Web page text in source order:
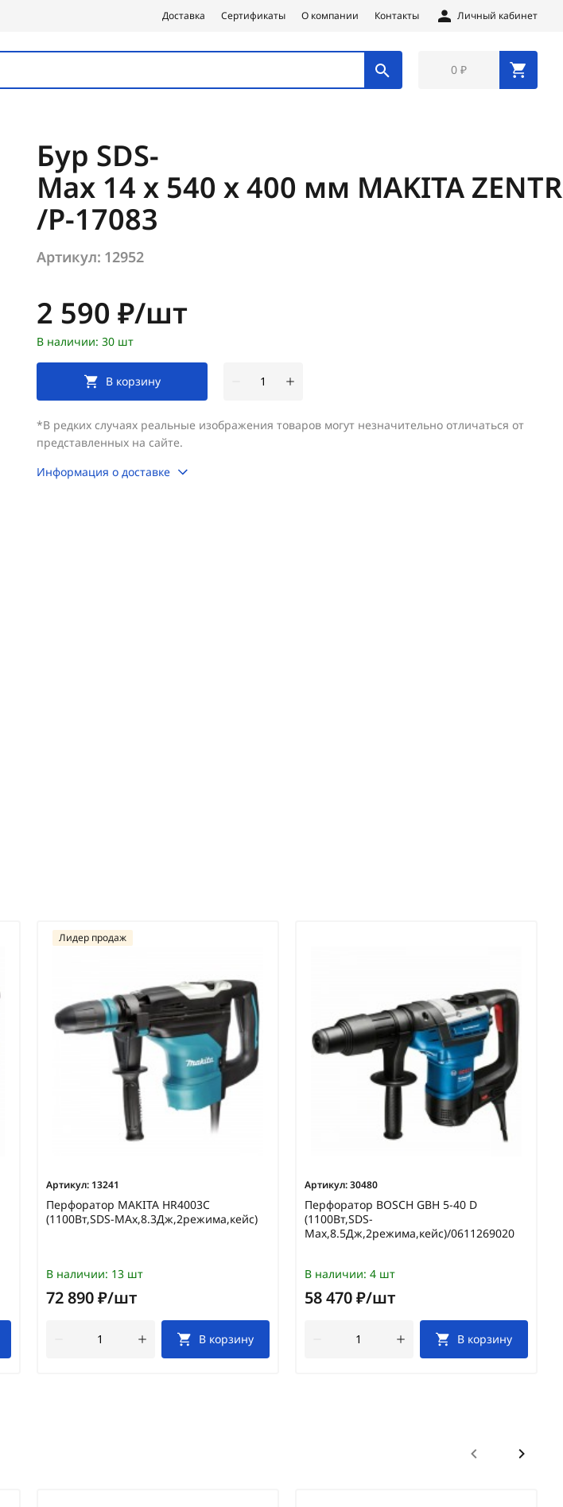
Доставка Сертификаты О компании Контакты Личный кабинет
0 ₽
Бур SDS-
Max 14 х 540 х 400 мм MAKITA
/P-17083
Артикул: 12952
Цена:
2 590 ₽/шт
В наличии: 30 шт
В корзину
*В редких случаях реальные изображения товаров могут незначительно отличаться от
представленных на сайте.
Информация о доставке
Артикул: 13241
Перфоратор MAKITA HR4003C
(1100Вт,SDS-MAx,8.3Дж,2режима,кейс)
Лидер продаж
В наличии: 13 шт
72 890 ₽/шт
В корзину
Артикул:30480
Перфоратор BOSCH GBH 5-40 D
(1100Вт,SDS-
Мax,8.5Дж,2режима,кейс)/0611269020
В наличии: 4 шт
58 470 ₽/шт
В корзину